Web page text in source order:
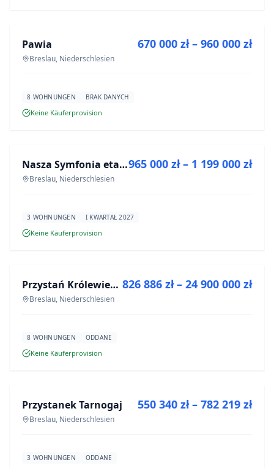
NEUBAU
Pawia
Breslau, Niederschlesien
670 000 zł – 960 000 zł
8 WOHNUNGEN BRAK DANYCH
Keine Käuferprovision
NEUBAU Nasza Symfonia etap III
Breslau, Niederschlesien
965 000 zł – 1 199 000 zł
3 WOHNUNGEN I KWARTAŁ 2027
Keine Käuferprovision
NEUBAU Przystań Królewiecka III- lokale usługowe
Breslau, Niederschlesien
826 886 zł – 24 900 000 zł
8 WOHNUNGEN ODDANE
Keine Käuferprovision
NEUBAU
Przystanek Tarnogaj
Breslau, Niederschlesien
550 340 zł – 782 219 zł
3 WOHNUNGEN ODDANE